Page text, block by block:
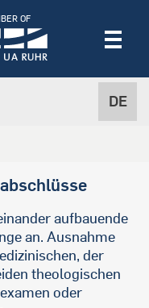
DE
OF
aufbauende
an. Ausnahme
der
theologischen
oder